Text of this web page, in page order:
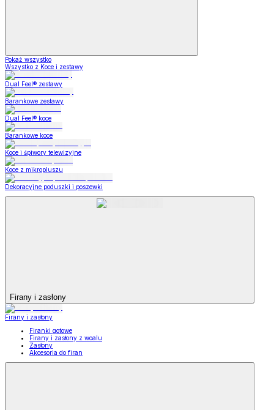
Pokaż wszystko
Wszystko z Koce i zestawy
Dual Feel® zestawy
Barankowe zestawy
Dual Feel® koce
Barankowe koce
Koce i śpiwory telewizyjne
Koce z mikropluszu
Dekoracyjne poduszki i poszewki
Firany i zasłony
Firany i zasłony
Firanki gotowe
Firany i zasłony z woalu
Zasłony
Akcesoria do firan